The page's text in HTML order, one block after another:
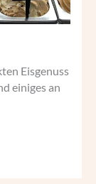
Eisgenuss
einiges an